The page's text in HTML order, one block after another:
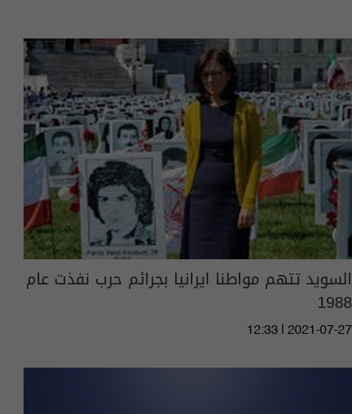
السويد تتهم مواطنا ايرانيا بجرائم حرب نفذت عام
1988
12:33 | 2021-07-27